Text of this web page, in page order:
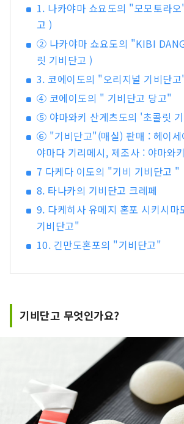
을 자랑하는 구라시키 미관지구
1. 나카야마 쇼요도의 "모모토라
고 )
② 나카야마 쇼요도의 "KIBI
릿 기비단고 )
3. 코에이도의 "오리지널 기비단
④ 코에이도의 " 기비단고 당고"
⑤ 야마와키 산게츠도의 '초콜릿
⑥ "기비단고"(매실) 판매 : 헤이세
야마다 기리메시, 제조사 : 야마와
7 다케다 이도의 "기비 기비단고 "
8. 타나카의 기비단고 크레페
9. 다케히사 유메지 혼포 시키시마
기비단고"
10. 긴만도혼포의 "기비단고"
기비단고 무엇인가요?